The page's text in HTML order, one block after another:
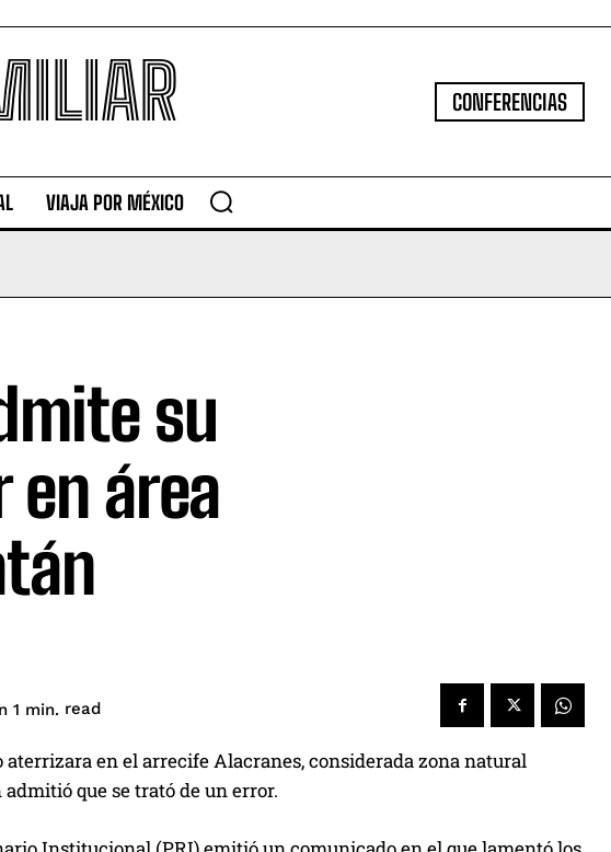
CONFERENCIAS
VIAJA POR MÉXICO
su
área
1 min. read
en el arrecife Alacranes, considerada zona natural
que se trató de un error.